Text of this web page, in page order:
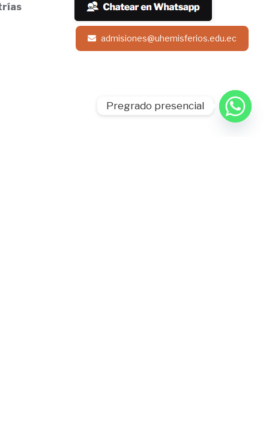
admisiones@uhemisferios.edu.ec
Pregrado presencial